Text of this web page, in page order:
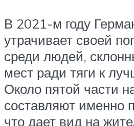
В 2021-м году
утрачивает своей
среди людей,
мест ради тяги к
Около пятой части
составляют именно
что дает вид на